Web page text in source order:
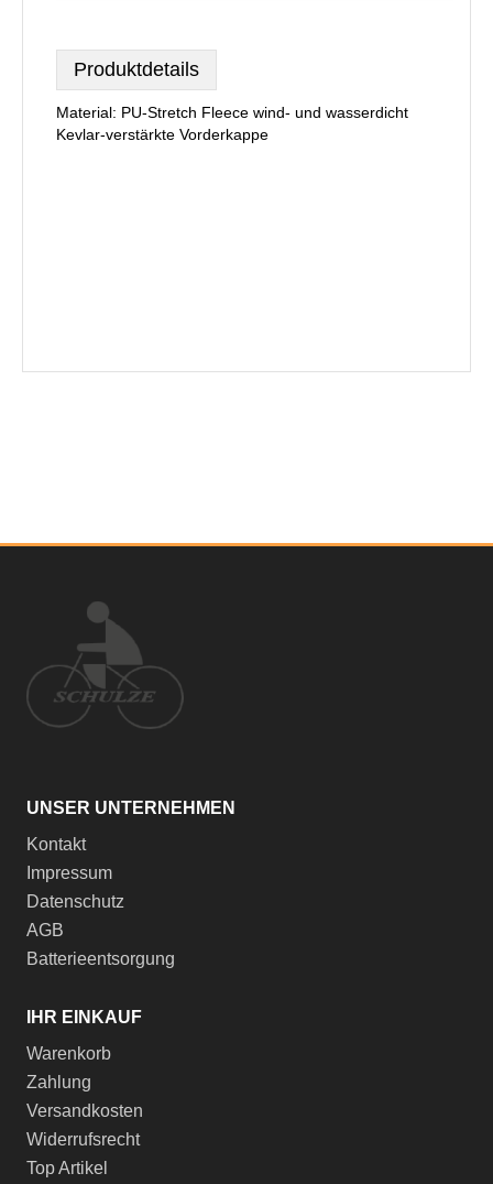
Produktdetails
Material: PU-Stretch Fleece wind- und wasserdicht
Kevlar-verstärkte Vorderkappe
UNSER UNTERNEHMEN
Kontakt
Impressum
Datenschutz
AGB
Batterieentsorgung
IHR EINKAUF
Warenkorb
Zahlung
Versandkosten
Widerrufsrecht
Top Artikel